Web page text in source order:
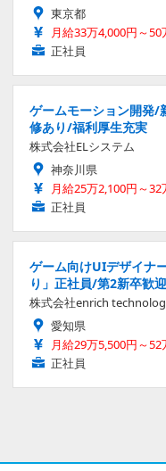
東京都
月給33万4,000円～50
正社員
ゲームモーション開発
修あり/福利厚生充実
株式会社ELシステム
神奈川県
月給25万2,100円～32
正社員
ゲーム向けUIデザイナ
り」正社員/第2新卒歓
株式会社enrich
愛知県
月給29万5,500円～52
正社員